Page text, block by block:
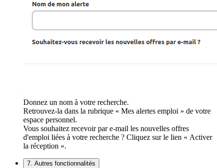
Donnez un nom à votre recherche.
Retrouvez-la dans la rubrique « Mes alertes emploi » de votre
espace personnel.
Vous souhaitez recevoir par e-mail les nouvelles offres
d'emploi liées à votre recherche ? Cliquez sur le lien « Activer
la réception ».
7. Autres fonctionnalités